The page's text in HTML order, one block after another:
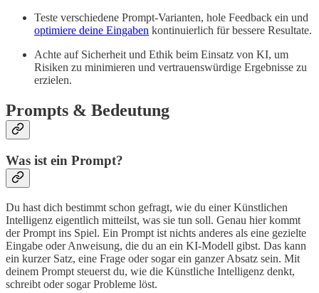
Teste verschiedene Prompt-Varianten, hole Feedback ein und
optimiere deine Eingaben kontinuierlich für bessere Resultate.
Achte auf Sicherheit und Ethik beim Einsatz von KI, um
Risiken zu minimieren und vertrauenswürdige Ergebnisse zu
erzielen.
Prompts & Bedeutung
Was ist ein Prompt?
Du hast dich bestimmt schon gefragt, wie du einer Künstlichen
Intelligenz eigentlich mitteilst, was sie tun soll. Genau hier kommt
der Prompt ins Spiel. Ein Prompt ist nichts anderes als eine gezielte
Eingabe oder Anweisung, die du an ein KI-Modell gibst. Das kann
ein kurzer Satz, eine Frage oder sogar ein ganzer Absatz sein. Mit
deinem Prompt steuerst du, wie die Künstliche Intelligenz denkt,
schreibt oder sogar Probleme löst.